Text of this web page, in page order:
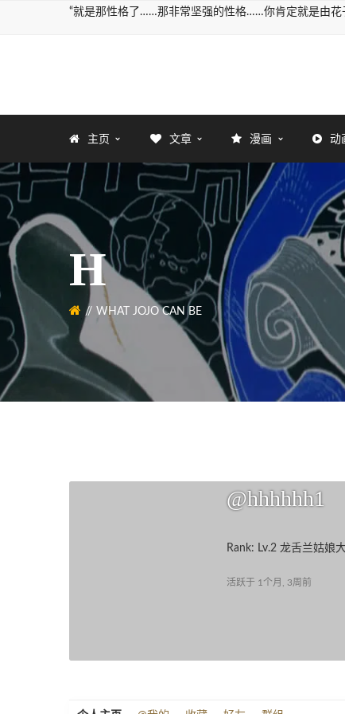
“就是那性格了……那非常坚强的性格……你肯定就是由
主页 文章 漫画 动
H
WHAT JOJO CAN BE
@hhhhhh1
Rank: Lv.2 龙舌兰姑娘
活跃于 1个月, 3周前